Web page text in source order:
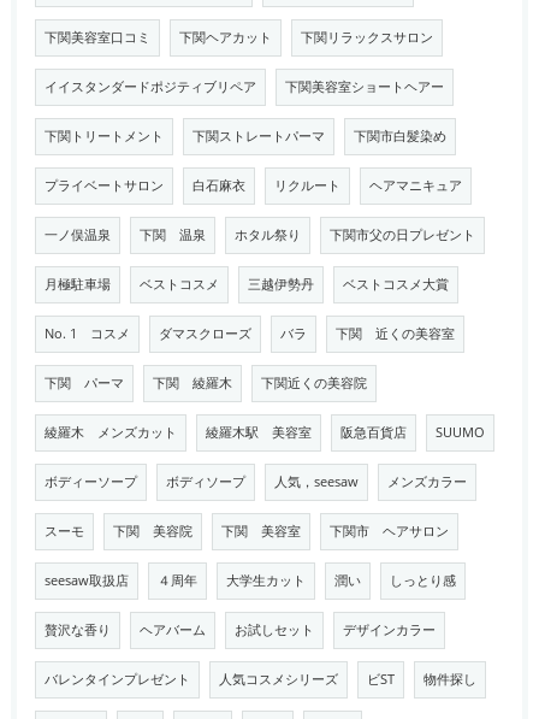
下関美容室口コミ 下関ヘアカット 下関リラックスサロン
イイスタンダードポジティブリペア 下関美容室ショートヘアー
下関トリートメント 下関ストレートパーマ 下関市白髪染め
プライベートサロン 白石麻衣 リクルート ヘアマニキュア
一ノ俣温泉 下関 温泉 ホタル祭り 下関市父の日プレゼント
月極駐車場 ベストコスメ 三越伊勢丹 ベストコスメ大賞
No. 1 コスメ ダマスクローズ バラ 下関 近くの美容室
下関 パーマ 下関 綾羅木 下関近くの美容院
綾羅木 メンズカット 綾羅木駅 美容室 阪急百貨店 SUUMO
ボディーソープ ボディソープ 人気，seesaw メンズカラー
スーモ 下関 美容院 下関 美容室 下関市 ヘアサロン
seesaw取扱店 ４周年 大学生カット 潤い しっとり感
贅沢な香り ヘアバーム お試しセット デザインカラー
バレンタインプレゼント 人気コスメシリーズ ビST 物件探し